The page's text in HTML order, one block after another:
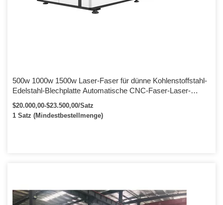
500w 1000w 1500w Laser-Faser für dünne Kohlenstoffstahl-
Edelstahl-Blechplatte Automatische CNC-Faser-Laser-
Schneidemaschine
$20.000,00-$23.500,00/Satz
1 Satz (Mindestbestellmenge)